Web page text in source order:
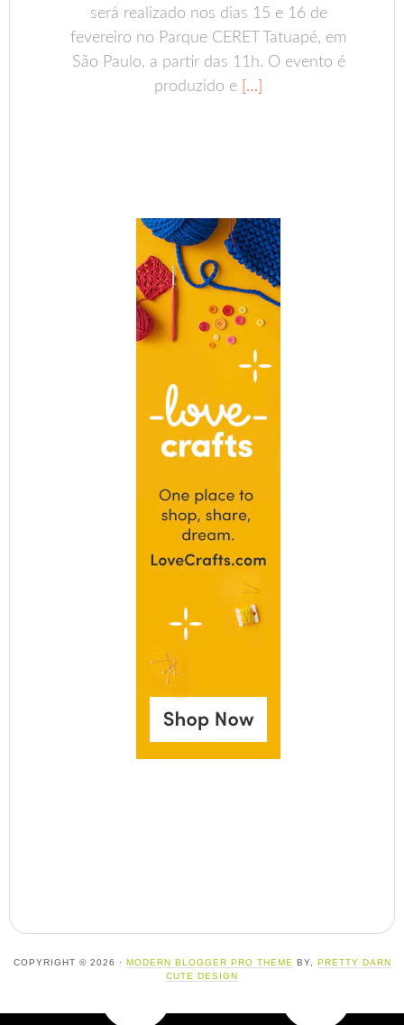
será realizado nos dias 15 e 16 de
fevereiro no Parque CERET Tatuapé, em
São Paulo, a partir das 11h. O evento é
produzido e […]
COPYRIGHT © 2026 · MODERN BLOGGER PRO THEME BY, PRETTY DARN
CUTE DESIGN